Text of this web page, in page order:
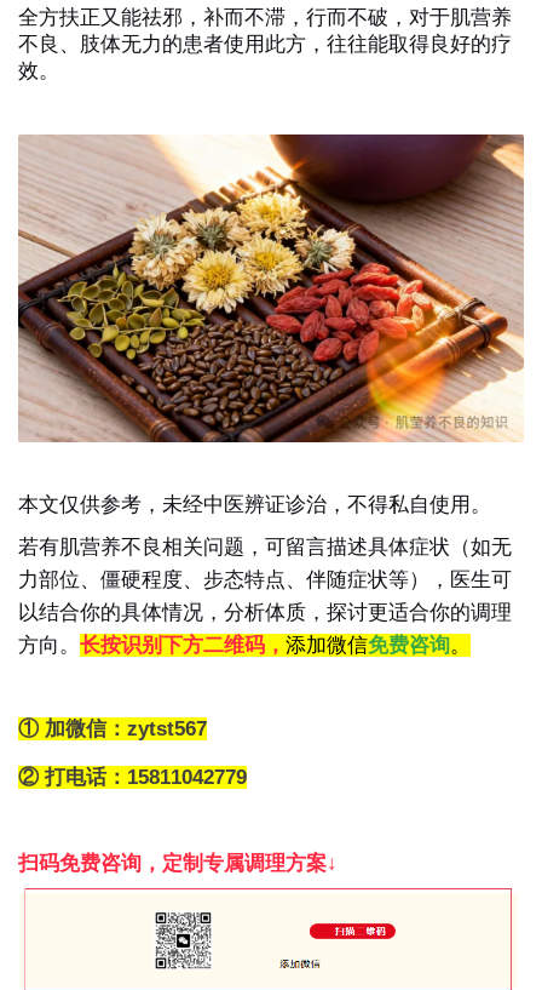
全方扶正又能祛邪，补而不滞，行而不破，对于肌营养
不良、肢体无力的患者使用此方，往往能取得良好的疗
效。
本文仅供参考，未经中医辨证诊治，不得私自使用。
若有肌营养不良相关问题，可留言描述具体症状（如无
力部位、僵硬程度、步态特点、伴随症状等），医生可
以结合你的具体情况，分析体质，探讨更适合你的调理
方向。 长按识别下方二维码， 添加微信免费咨询。
① 加微信：zytst567
② 打电话：15811042779
扫码免费咨询，定制专属调理方案↓